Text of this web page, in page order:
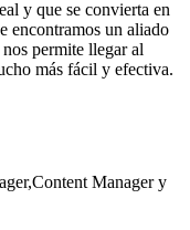
y que se convierta en
encontramos un aliado
permite llegar al
más fácil y efectiva.
Manager y